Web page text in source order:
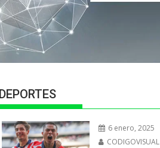
DEPORTES
6 enero, 2025
CODIGOVISUAL